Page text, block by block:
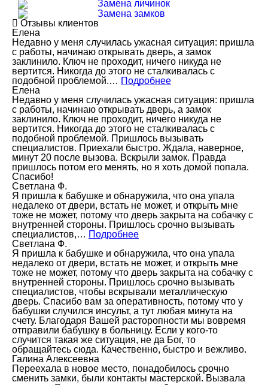
Замена личинок
Замена замков
Отзывы клиентов
Елена
Недавно у меня случилась ужасная ситуация: пришла
с работы, начинаю открывать дверь, а замок
заклинило. Ключ не проходит, ничего никуда не
вертится. Никогда до этого не сталкивалась с
подобной проблемой.… Подробнее
Елена
Недавно у меня случилась ужасная ситуация: пришла
с работы, начинаю открывать дверь, а замок
заклинило. Ключ не проходит, ничего никуда не
вертится. Никогда до этого не сталкивалась с
подобной проблемой. Пришлось вызывать
специалистов. Приехали быстро. Ждала, наверное,
минут 20 после вызова. Вскрыли замок. Правда
пришлось потом его менять, но я хоть домой попала.
Спасибо!
Светлана Ф.
Я пришла к бабушке и обнаружила, что она упала
недалеко от двери, встать не может, и открыть мне
тоже не может, потому что дверь закрыта на собачку с
внутренней стороны. Пришлось срочно вызывать
специалистов,… Подробнее
Светлана Ф.
Я пришла к бабушке и обнаружила, что она упала
недалеко от двери, встать не может, и открыть мне
тоже не может, потому что дверь закрыта на собачку с
внутренней стороны. Пришлось срочно вызывать
специалистов, чтобы вскрывали металлическую
дверь. Спасибо вам за оперативность, потому что у
бабушки случился инсульт, а тут любая минута на
счету. Благодаря Вашей расторопности мы вовремя
отправили бабушку в больницу. Если у кого-то
случится такая же ситуация, не да Бог, то
обращайтесь сюда. Качественно, быстро и вежливо.
Галина Алексеевна
Переехала в новое место, понадобилось срочно
сменить замки, были контакты мастерской. Вызвала